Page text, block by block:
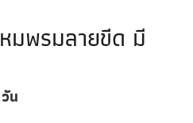
มพรมลายขีด มี
วัน